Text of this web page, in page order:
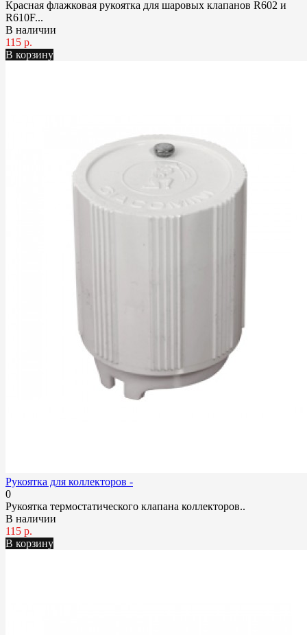
Красная флажковая рукоятка для шаровых клапанов R602 и
R610F...
В наличии
115 р.
В корзину
Рукоятка для коллекторов -
0
Рукоятка термостатического клапана коллекторов..
В наличии
115 р.
В корзину